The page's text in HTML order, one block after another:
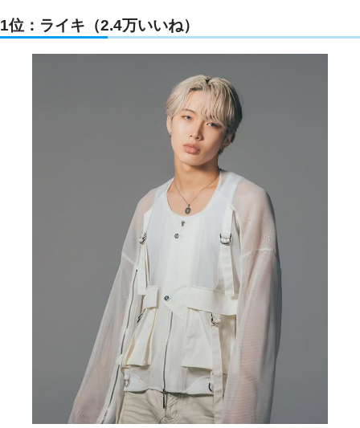
1位：ライキ（2.4万いいね）